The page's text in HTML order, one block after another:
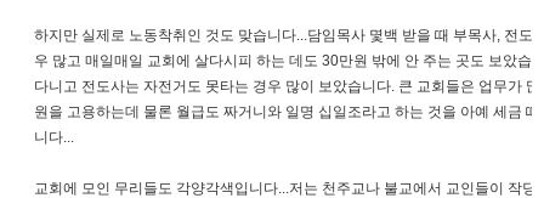
하지만 실제로 노동착취인 것도 맞습니다...담임목사 몇백 받을 때 부목사, 전도
우 많고 매일매일 교회에 살다시피 하는 데도 30만원 밖에 안 주는 곳도 보았습
다니고 전도사는 자전거도 못타는 경우 많이 보았습니다. 큰 교회들은 업무가
원을 고용하는데 물론 월급도 짜거니와 일명 십일조라고 하는 것을 아예 세금
니다...
교회에 모인 무리들도 각양각색입니다...저는 천주교나 불교에서 교인들이 작당